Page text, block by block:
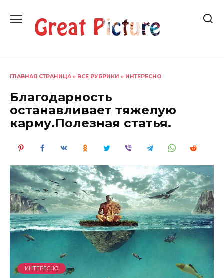
содержанию
ГЛАВНАЯ СТРАНИЦА » ВСЕ РУБРИКИ » ИНТЕРЕСНО
Благодарность
останавливает тяжелую
карму.Полезная статья.
ИНТЕРЕСНО